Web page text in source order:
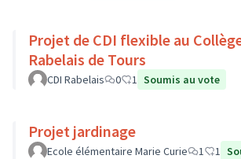
Projet de CDI flexible au
Rabelais de Tours
CDI Rabelais 0 1 Soumis au vote
Projet jardinage
Ecole élémentaire Marie Curie 1 1